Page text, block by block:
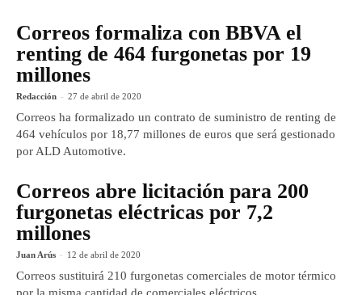
Correos formaliza con BBVA el
renting de 464 furgonetas por 19
millones
Redacción - 27 de abril de 2020
Correos ha formalizado un contrato de suministro de renting de
464 vehículos por 18,77 millones de euros que será gestionado
por ALD Automotive.
Correos abre licitación para 200
furgonetas eléctricas por 7,2
millones
Juan Arús - 12 de abril de 2020
Correos sustituirá 210 furgonetas comerciales de motor térmico